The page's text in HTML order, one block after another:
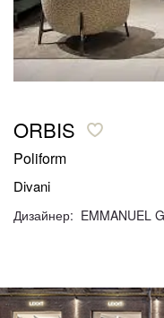
ORBIS
Poliform
Divani
Дизайнер: EMMANUEL